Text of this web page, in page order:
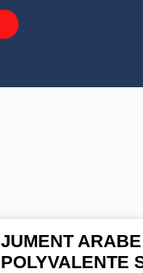
JUMENT
POLYVALENTE